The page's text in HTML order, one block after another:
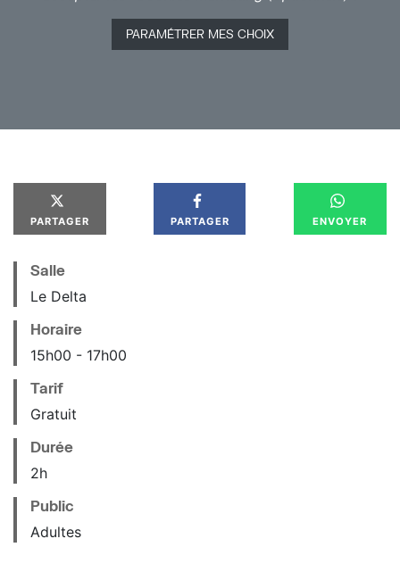
Il sera donné de manière amusante, interactive et
participative. Les jeux rythmiques et les pas de
PARAMÉTRER MES CHOIX
PARTAGER PARTAGER ENVOYER
Salle
Le Delta
Horaire
15h00 17h00
Tarif
Gratuit
Durée
2h
Public
Adultes